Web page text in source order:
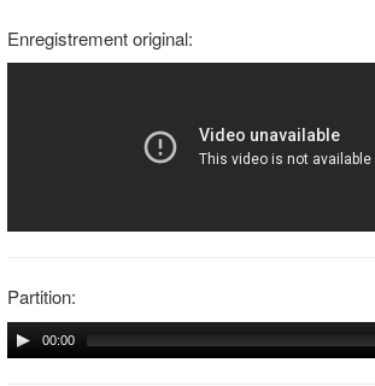
Enregistrement original:
Partition:
00:00